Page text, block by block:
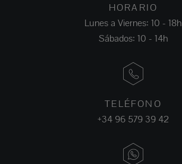
HORARIO
Lunes a Viernes: 10 - 18h
Sábados: 10 - 14h
TELÉFONO
+34 96 579 39 42